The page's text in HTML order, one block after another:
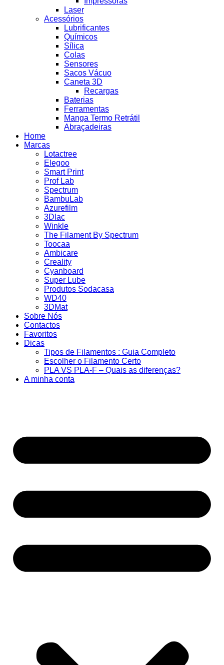
Laser
Acessórios
Lubrificantes
Químicos
Sílica
Colas
Sensores
Sacos Vácuo
Caneta 3D
Recargas
Baterias
Ferramentas
Manga Termo Retrátil
Abraçadeiras
Home
Marcas
Lotactree
Elegoo
Smart Print
Prof Lab
Spectrum
BambuLab
Azurefilm
3Dlac
Winkle
The Filament By Spectrum
Toocaa
Ambicare
Creality
Cyanboard
Super Lube
Produtos Sodacasa
WD40
3DMat
Sobre Nós
Contactos
Favoritos
Dicas
Tipos de Filamentos : Guia Completo
Escolher o Filamento Certo
PLA VS PLA-F – Quais as diferenças?
A minha conta